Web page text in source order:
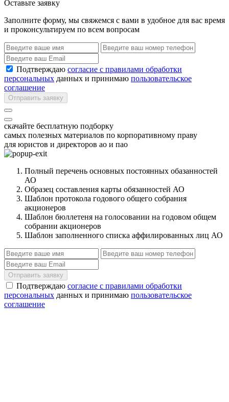
Оставьте заявку
Заполните форму, мы свяжемся с вами в удобное для вас время
и проконсультируем по всем вопросам
Подтверждаю согласие с правилами обработки
персональных данных и принимаю пользовательское
соглашение
Отправить заявку
скачайте бесплатную подборку
самых полезных материалов по корпоративному праву
для юристов и директоров ао и пао
Полный перечень основных постоянных обазанностей
АО
Образец составления карты обязанностей АО
Шаблон протокола годового общего собрания
акционеров
Шаблон бюллетеня на голосовании на годовом общем
собрании акционеров
Шаблон заполненного списка аффилированных лиц АО
Отправить заявку
Подтверждаю согласие с правилами обработки
персональных данных и принимаю пользовательское
соглашение